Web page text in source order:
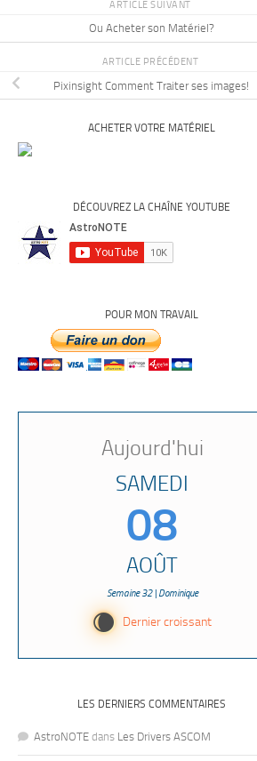
ARTICLE SUIVANT
Ou Acheter son Matériel?
ARTICLE PRÉCÉDENT
Pixinsight Comment Traiter ses images!
ACHETER VOTRE MATÉRIEL
DÉCOUVREZ LA CHAÎNE YOUTUBE
POUR MON TRAVAIL
Aujourd'hui
SAMEDI
08
AOÛT
Semaine 32 | Dominique
W Dernier croissant
LES DERNIERS COMMENTAIRES
AstroNOTE dans Les Drivers ASCOM